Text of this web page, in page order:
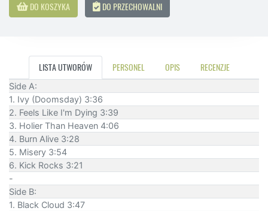
DO KOSZYKA DO PRZECHOWALNI
LISTA UTWORÓW PERSONEL OPIS RECENZJE
Side A:
1. Ivy (Doomsday) 3:36
2. Feels Like I'm Dying 3:39
3. Holier Than Heaven 4:06
4. Burn Alive 3:28
5. Misery 3:54
6. Kick Rocks 3:21
-
Side B:
1. Black Cloud 3:47